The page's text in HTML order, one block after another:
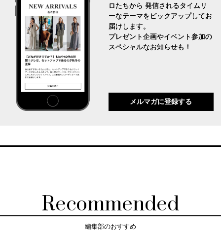
ロたちから 発信されるタイムリ
ーなテーマをピックアップしてお
届けします。
プレゼント企画やイベント参加の
スペシャルなお知らせも！
メルマガに登録する
Recommended
編集部のおすすめ